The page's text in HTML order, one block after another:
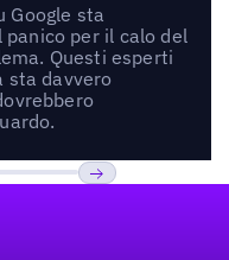
Google sta
per il calo del
Questi esperti
sta davvero